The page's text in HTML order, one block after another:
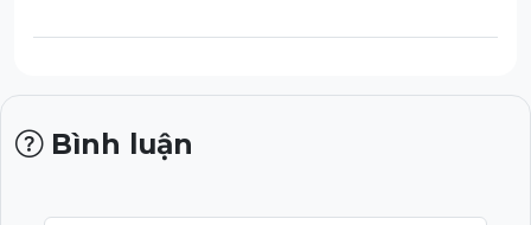
Bình luận